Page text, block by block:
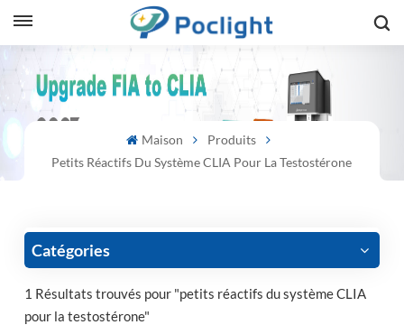
Maison
Produits
Petits Réactifs Du Système CLIA Pour La Testostérone
Catégories
1 Résultats trouvés pour "petits réactifs du système CLIA
pour la testostérone"